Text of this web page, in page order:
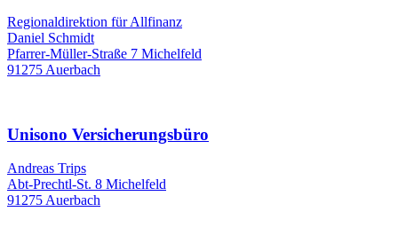
Regionaldirektion für Allfinanz
Daniel Schmidt
Pfarrer-Müller-Straße 7 Michelfeld
91275 Auerbach
Unisono Versicherungsbüro
Andreas Trips
Abt-Prechtl-St. 8 Michelfeld
91275 Auerbach